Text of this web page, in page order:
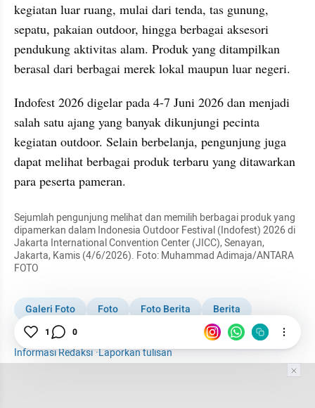
kegiatan luar ruang, mulai dari tenda, tas gunung,
sepatu, pakaian outdoor, hingga berbagai aksesori
pendukung aktivitas alam. Produk yang ditampilkan
berasal dari berbagai merek lokal maupun luar negeri.
Indofest 2026 digelar pada 4-7 Juni 2026 dan menjadi
salah satu ajang yang banyak dikunjungi pecinta
kegiatan outdoor. Selain berbelanja, pengunjung juga
dapat melihat berbagai produk terbaru yang ditawarkan
para peserta pameran.
Sejumlah pengunjung melihat dan memilih berbagai produk yang
dipamerkan dalam Indonesia Outdoor Festival (Indofest) 2026 di
Jakarta International Convention Center (JICC), Senayan,
Jakarta, Kamis (4/6/2026). Foto: Muhammad Adimaja/ANTARA
FOTO
Galeri Foto Foto Foto Berita
Berita
Indofest
Informasi Redaksi·Laporkan tulisan
1 0